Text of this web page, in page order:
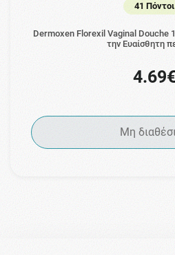
41 Πόντοι
Dermoxen Florexil Vaginal Douche
την Ευαίσθητη
Μη